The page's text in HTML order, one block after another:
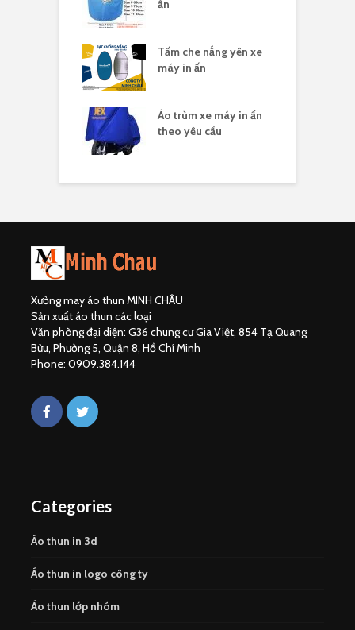
ấn
Tấm che nắng yên xe
máy in ấn
Áo trùm xe máy in ấn
theo yêu cầu
Xưởng may áo thun MINH CHÂU
Sản xuất áo thun các loại
Văn phòng đại diện: G36 chung cư Gia Việt, 854 Tạ Quang
Bửu, Phường 5, Quận 8, Hồ Chí Minh
Phone: 0909.384.144
Categories
Áo thun in 3d
Áo thun in logo công ty
Áo thun lớp nhóm